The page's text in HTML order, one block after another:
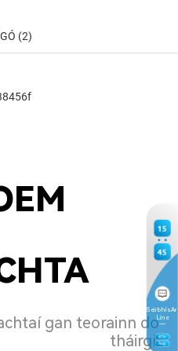
gan teorainn do
tháirgí.
15
45
Seirbhís Ar
Líne
8TH
Aug